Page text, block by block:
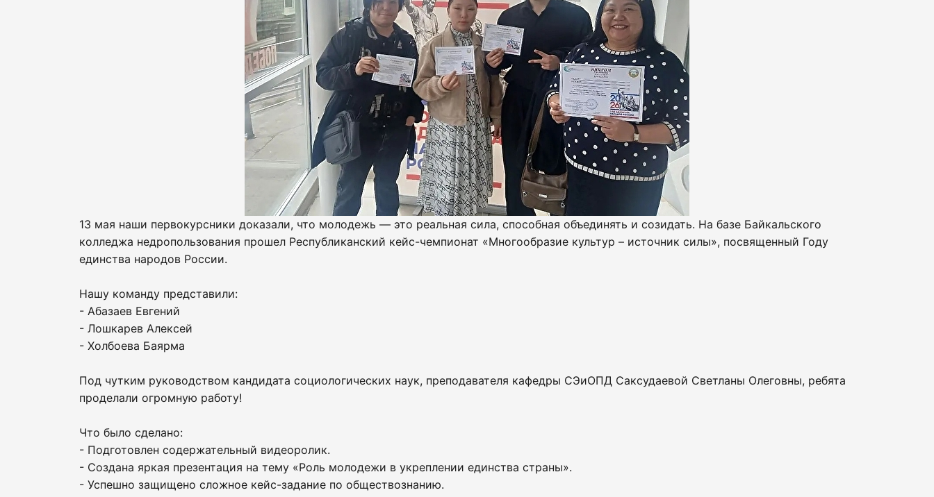
13 мая наши первокурсники доказали, что молодежь — это реальная сила, способная объединять и созидать. На базе Байкальского
колледжа недропользования прошел Республиканский кейс-чемпионат «Многообразие культур – источник силы», посвященный Году
единства народов России.
Нашу команду представили:
- Абазаев Евгений
- Лошкарев Алексей
- Холбоева Баярма
Под чутким руководством кандидата социологических наук, преподавателя кафедры СЭиОПД Саксудаевой Светланы Олеговны, ребята
проделали огромную работу!
Что было сделано:
- Подготовлен содержательный видеоролик.
- Создана яркая презентация на тему «Роль молодежи в укреплении единства страны».
- Успешно защищено сложное кейс-задание по обществознанию.